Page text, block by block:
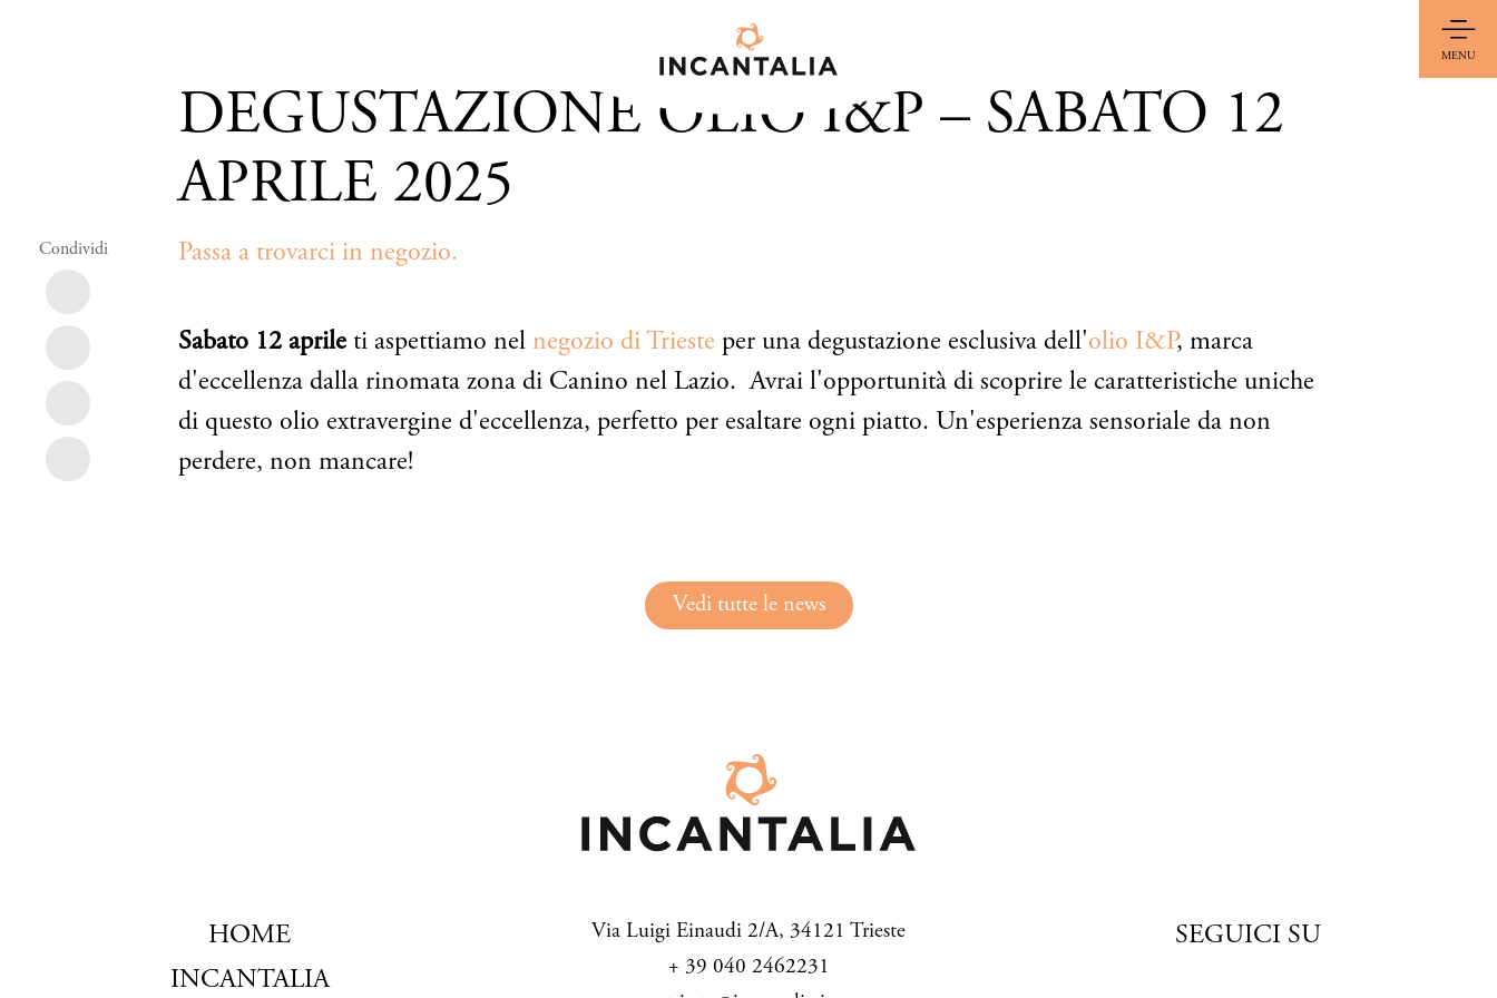
MENU
DEGUSTAZIONE OLIO I&P – SABATO 12
APRILE 2025
Passa a trovarci in negozio.
Sabato 12 aprile ti aspettiamo nel negozio di Trieste per una degustazione esclusiva dell'olio I&P, marca
d'eccellenza dalla rinomata zona di Canino nel Lazio. Avrai l'opportunità di scoprire le caratteristiche uniche
di questo olio extravergine d'eccellenza, perfetto per esaltare ogni piatto. Un'esperienza sensoriale da non
perdere, non mancare!
Vedi tutte le news
Via Luigi Einaudi 2/A, 34121 Trieste
+ 39 040 2462231
Navigazione
principale
HOME
INCANTALIA
SEGUICI SU